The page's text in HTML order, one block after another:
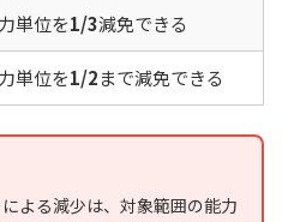
単位を1/3減免できる
単位を1/2まで減免できる
よる減少は、対象範囲の能力